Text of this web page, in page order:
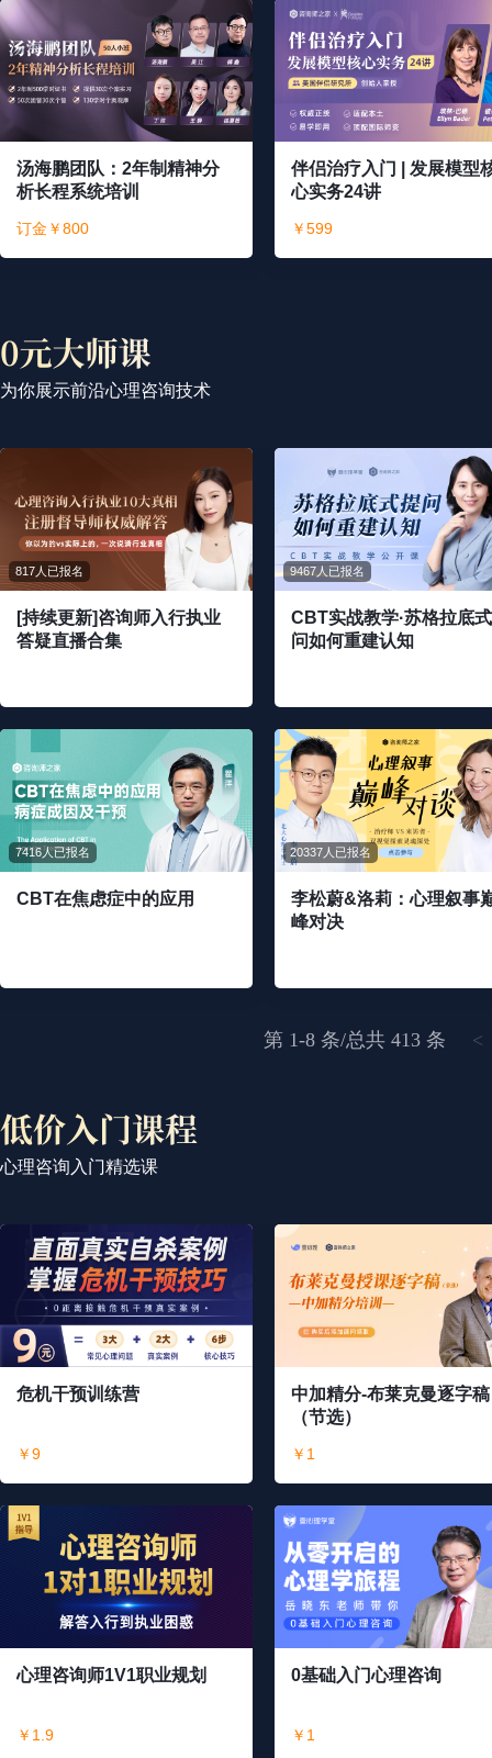
汤海鹏团队：2年制精神分
析长程系统培训
订金￥800
伴侣治疗入门 | 发展模型
心实务24讲
￥599
为你展示前沿心理咨询技术
817人已报名
[持续更新]咨询师入行执业
答疑直播合集
9467人已报名
CBT实战教学·苏格拉底
问如何重建认知
7416人已报名
CBT在焦虑症中的应用
20337人已报名
李松蔚&洛莉：心理叙事
峰对决
第 1-8 条/总共 413 条 <
心理咨询入门精选课
危机干预训练营
￥9
中加精分-布莱克曼逐字稿
（节选）
￥1
心理咨询师1V1职业规划
￥1.9
0基础入门心理咨询
￥1